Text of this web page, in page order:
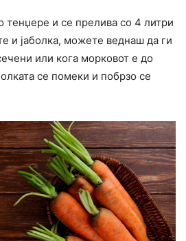
тенџере и се прелива со 4 литри
и јаболка, можете веднаш да ги
или кога морковот е до
се помеки и побрзо се